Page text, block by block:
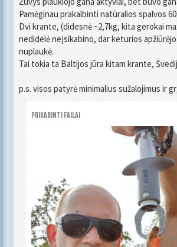
Pamėginau prakalbinti natūralios spalvos
Dvi krante, (didesnė ~2,7kg, kita gerokai
nedidelė neįsikabino, dar keturios
nuplaukė.
Tai tokia ta Baltijos jūra kitam krante,
p.s. visos patyrė minimalius sužalojimus ir
Prikabinti failai